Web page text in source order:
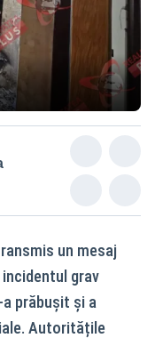
un mesaj
grav
prăbușit și a
Autoritățile